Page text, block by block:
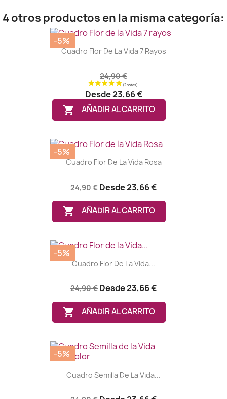
4 otros productos en la misma categoría:
Cuadro Flor De La Vida 7 Rayos
24,90 €
Desde23,66 €
 AÑADIR AL CARRITO
-5%
Cuadro Flor De La Vida Rosa
24,90 € Desde23,66 €
 AÑADIR AL CARRITO
-5%
Cuadro Flor De La Vida...
24,90 € Desde23,66 €
 AÑADIR AL CARRITO
-5%
Cuadro Semilla De La Vida...
-5%